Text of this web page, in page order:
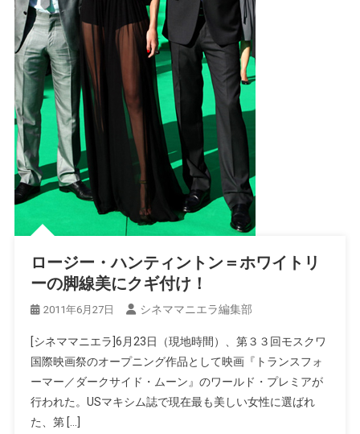
ロージー・ハンティントン＝ホワイトリ
ーの脚線美にクギ付け！
2011年6月27日 シネママニエラ編集部
[シネママニエラ]6月23日（現地時間）、第３３回モスクワ
国際映画祭のオープニング作品として映画『トランスフォ
ーマー／ダークサイド・ムーン』のワールド・プレミアが
行われた。USマキシム誌で現在最も美しい女性に選ばれ
た、第 […]